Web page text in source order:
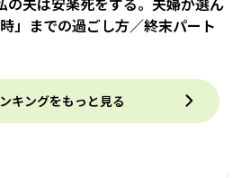
」までの過ごし方／終末パート
キングをもっと見る